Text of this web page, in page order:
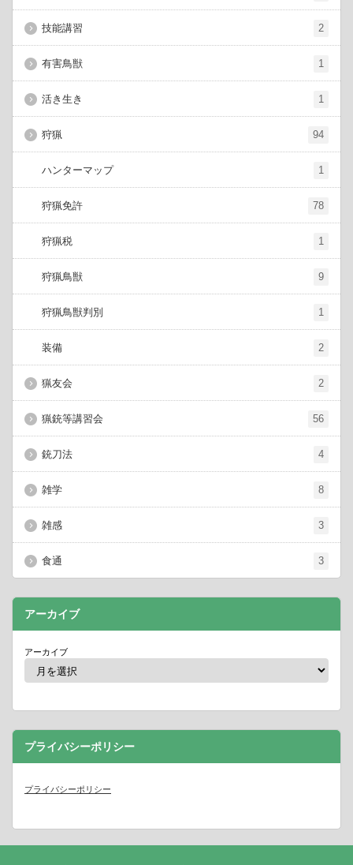
技能講習 2
有害鳥獣 1
活き生き 1
狩猟 94
ハンターマップ 1
狩猟免許 78
狩猟税 1
狩猟鳥獣 9
狩猟鳥獣判別 1
装備 2
猟友会 2
猟銃等講習会 56
銃刀法 4
雑学 8
雑感 3
食通 3
アーカイブ
アーカイブ
プライバシーポリシー
プライバシーポリシー